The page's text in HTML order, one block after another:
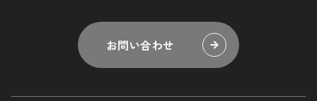
お問い合わせ